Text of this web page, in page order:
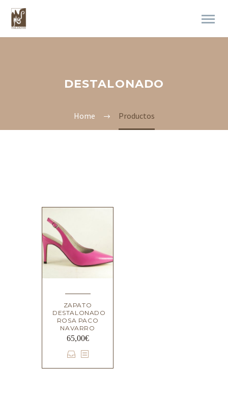
DESTALONADO
Home Productos
ZAPATO
DESTALONADO
ROSA PACO
NAVARRO
65,00€